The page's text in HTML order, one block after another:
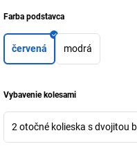
Farba podstavca
červená modrá
Vybavenie kolesami
2 otočné kolieska s dvojitou